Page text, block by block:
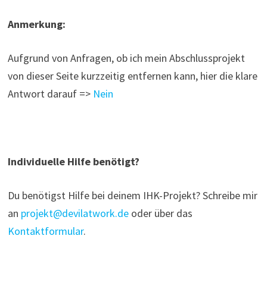
Anmerkung:
Aufgrund von Anfragen, ob ich mein Abschlussprojekt
von dieser Seite kurzzeitig entfernen kann, hier die klare
Antwort darauf => Nein
Individuelle Hilfe benötigt?
Du benötigst Hilfe bei deinem IHK-Projekt? Schreibe mir
an projekt@devilatwork.deoder über das
Kontaktformular.